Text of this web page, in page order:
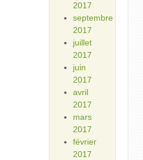
2017
septembre
2017
juillet
2017
juin
2017
avril
2017
mars
2017
février
2017